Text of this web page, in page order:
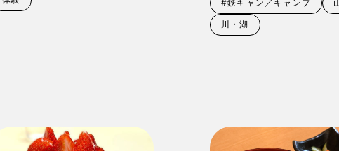
#鉄キャン／キャンプ
川・湖